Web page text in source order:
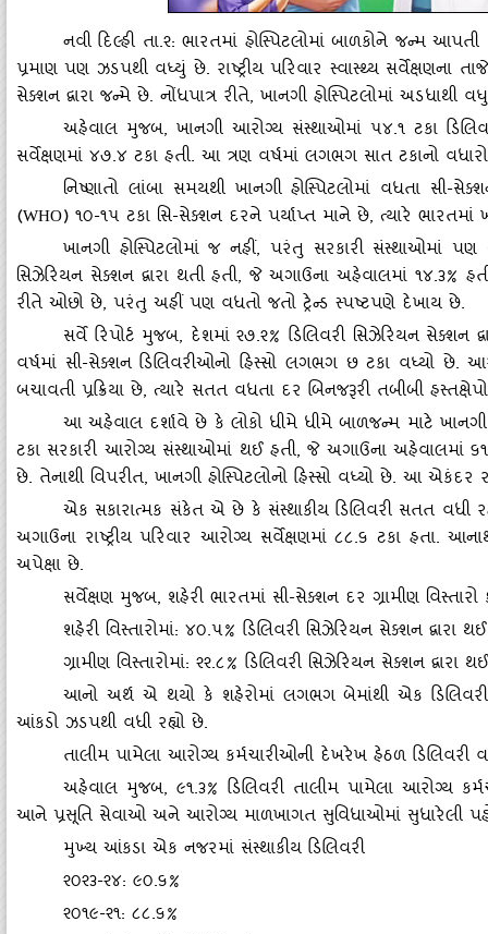
નવી દિલ્‍હી તા.૨: ભારતમાં હોસ્‍પિટલોમાં બાળકોને જન્‍મ
પ્રમાણ પણ ઝડપથી વધ્‍યું છે. રાષ્ટ્રીય પરિવાર સ્‍વાસ્‍થ્‍ય
સેક્‍શન દ્વારા જન્‍મે છે. નોંધપાત્ર રીતે, ખાનગી હોસ્‍પિટલોમાં અડધાથી
અહેવાલ મુજબ, ખાનગી આરોગ્‍ય સંસ્‍થાઓમાં ૫૪.૧ ટકા
સર્વેક્ષણમાં ૪૭.૪ ટકા હતી. આ ત્રણ વર્ષમાં લગભગ સાત ટકાનો
નિષ્‍ણાતો લાંબા સમયથી ખાનગી હોસ્‍પિટલોમાં વધતા
(WHO) ૧૦-૧૫ ટકા સિ-સેક્‍શન દરને પર્યાપ્ત માને છે, ત્‍યારે
ખાનગી હોસ્‍પિટલોમાં જ નહીં, પરંતુ સરકારી સંસ્‍થાઓમાં પણ
સિઝેરિયન સેક્‍શન દ્વારા થતી હતી, જે અગાઉના અહેવાલમાં ૧૪.૩%
રીતે ઓછો છે, પરંતુ અહીં પણ વધતો જતો ટ્રેન્‍ડ સ્‍પષ્ટપણે દેખાય છે.
સર્વે રિપોર્ટ મુજબ, દેશમાં ૨૭.૨% ડિલિવરી સિઝેરિયન સેક્‍શન
વર્ષમાં સી-સેક્‍શન ડિલિવરીઓનો હિસ્‍સો લગભગ છ ટકા વધ્‍યો છે.
બચાવતી પ્રક્રિયા છે, ત્‍યારે સતત વધતા દર બિનજરૂરી તબીબી
આ અહેવાલ દર્શાવે છે કે લોકો ધીમે ધીમે બાળજન્‍મ માટે ખાનગી
ટકા સરકારી આરોગ્‍ય સંસ્‍થાઓમાં થઈ હતી, જે અગાઉના અહેવાલમાં
છે. તેનાથી વિપરીત, ખાનગી હોસ્‍પિટલોનો હિસ્‍સો વધ્‍યો છે. આ એકંદર
એક સકારાત્‍મક સંકેત એ છે કે સંસ્‍થાકીય ડિલિવરી સતત
અગાઉના રાષ્ટ્રીય પરિવાર આરોગ્‍ય સર્વેક્ષણમાં ૮૮.૬ ટકા હતા.
અપેક્ષા છે.
સર્વેક્ષણ મુજબ, શહેરી ભારતમાં સી-સેક્‍શન દર ગ્રામીણ
શહેરી વિસ્‍તારોમાં: ૪૦.૫% ડિલિવરી સિઝેરિયન સેક્‍શન દ્વારા
ગ્રામીણ વિસ્‍તારોમાં: ૨૨.૮% ડિલિવરી સિઝેરિયન સેક્‍શન દ્વારા
આનો અર્થ એ થયો કે શહેરોમાં લગભગ બેમાંથી એક ડિલિવરી
આંકડો ઝડપથી વધી રહ્યો છે.
તાલીમ પામેલા આરોગ્‍ય કર્મચારીઓની દેખરેખ હેઠળ ડિલિવરી
અહેવાલ મુજબ, ૯૧.૩% ડિલિવરી તાલીમ પામેલા આરોગ્‍ય
આને પ્રસૂતિ સેવાઓ અને આરોગ્‍ય માળખાગત સુવિધાઓમાં સુધારેલી
મુખ્‍ય આંકડા એક નજરમાં સંસ્‍થાકીય ડિલિવરી
૨૦૨૩-૨૪: ૯૦.૬%
૨૦૧૯-૨૧: ૮૮.૬%